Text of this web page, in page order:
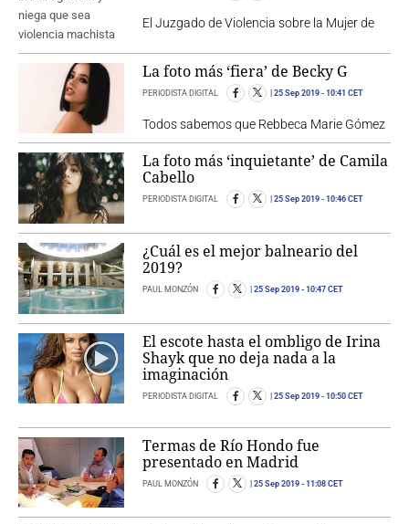
El Juzgado de Violencia sobre la Mujer de
La foto más ‘fiera’ de Becky G
PERIODISTA DIGITAL 25 Sep 2019 - 10:41 CET
Todos sabemos que Rebbeca Marie Gómez
La foto más ‘inquietante’ de Camila
Cabello
PERIODISTA DIGITAL 25 Sep 2019 - 10:46 CET
¿Cuál es el mejor balneario del
2019?
PAUL MONZÓN 25 Sep 2019 - 10:47 CET
El escote hasta el ombligo de Irina
Shayk que no deja nada a la
imaginación
PERIODISTA DIGITAL 25 Sep 2019 - 10:50 CET
Termas de Río Hondo fue
presentado en Madrid
PAUL MONZÓN 25 Sep 2019 - 11:08 CET